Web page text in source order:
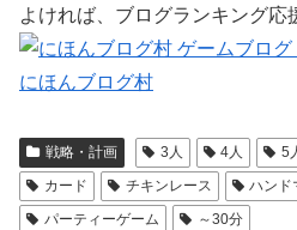
よければ、ブログランキング応
にほんブログ村
戦略・計画 3人 4人 5
カード
チキンレース ハンド
パーティーゲーム
～30分